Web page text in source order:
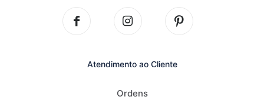
Atendimento ao Cliente
Ordens